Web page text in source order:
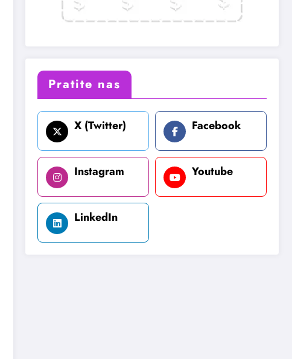
Pratite nas
X (Twitter) Facebook
Instagram Youtube
LinkedIn